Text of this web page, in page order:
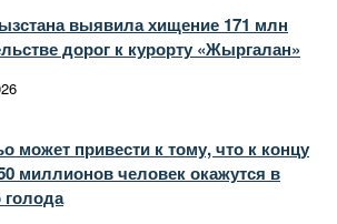
выявила хищение 171 млн
дорог к курорту «Жыргалан»
может привести к тому, что к концу
миллионов человек окажутся в
голода